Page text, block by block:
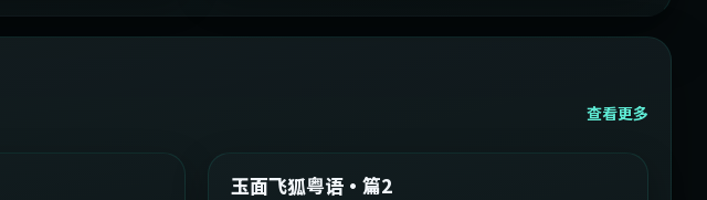
查看更多
热门
2:13:08
玉面飞狐粤语·篇2